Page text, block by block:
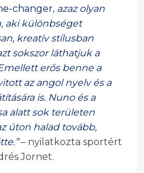
changer, azaz olyan
aki különbséget
kreatív stílusban
sokszor láthatjuk a
erős benne a
az angol nyelv és a
is. Nuno és a
alatt sok területen
úton halad tovább,
– nyilatkozta sportért
Jornet.